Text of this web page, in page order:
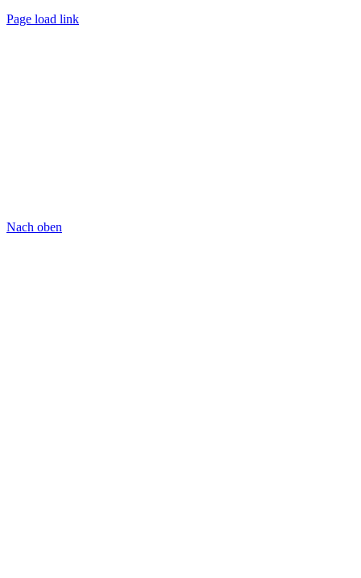
Page load link
Nach oben